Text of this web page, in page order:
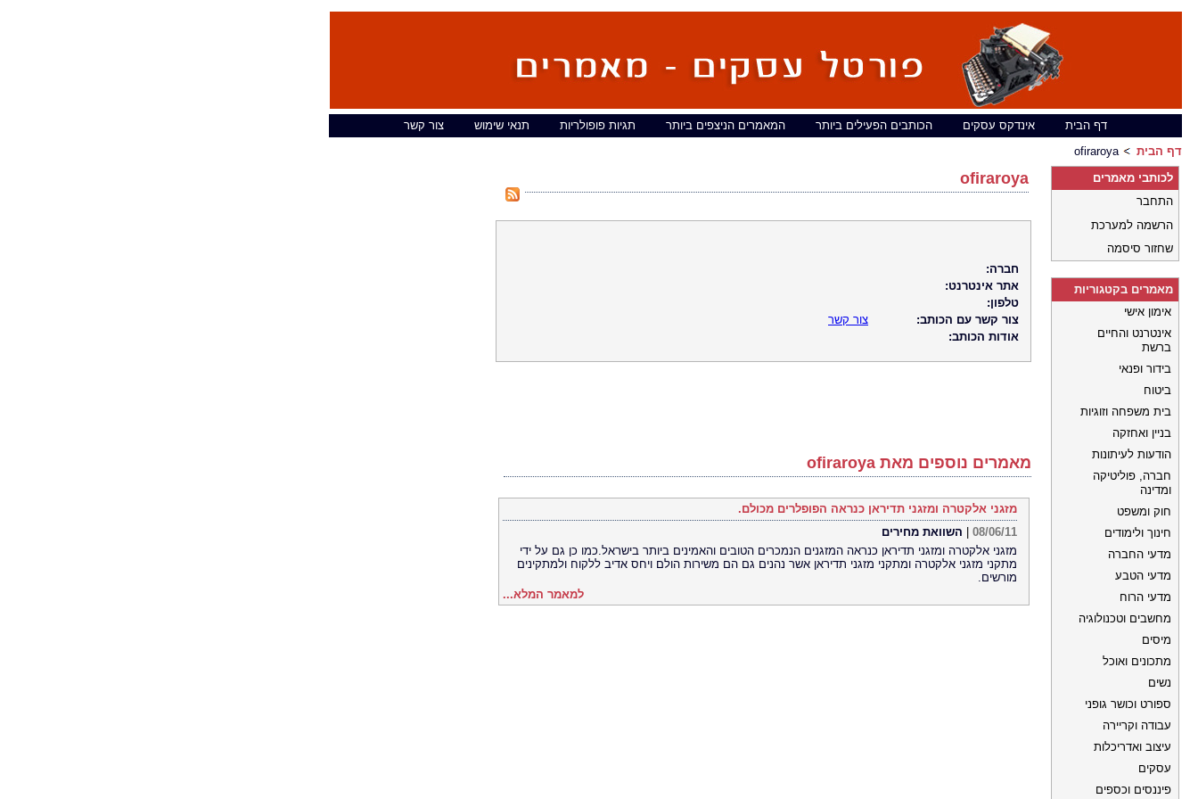
דף הבית אינדקס עסקים הכותבים הפעילים ביותר המאמרים הניצפים ביותר תגיות פופולריות תנאי שימוש
צור קשר
דף הבית
ofiraroya
ofiraroya
חברה:
אתר אינטרנט:
טלפון:
צור קשר עם הכותב:
צור קשר
אודות הכותב:
מאמרים נוספים מאת ofiraroya
מזגני אלקטרה ומזגני תדיראן כנראה הפופלרים מכולם.
08/06/11
השוואת מחירים
מזגני אלקטרה ומזגני תדיראן כנראה המזגנים הנמכרים הטובים והאמינים ביותר בישראל.כמו כן גם על ידי
מתקני מזגני אלקטרה ומתקני מזגני תדיראן אשר נהנים גם הם משירות הולם ויחס אדיב ללקוח ולמתקינים
מורשים.
למאמר המלא...
לכותבי מאמרים
התחבר
הרשמה למערכת
שחזור סיסמה
מאמרים בקטגוריות
אימון אישי
אינטרנט והחיים
ברשת
בידור ופנאי
ביטוח
בית משפחה וזוגיות
בניין ואחזקה
הודעות לעיתונות
חברה, פוליטיקה
ומדינה
חוק ומשפט
חינוך ולימודים
מדעי החברה
מדעי הטבע
מדעי הרוח
מחשבים וטכנולוגיה
מיסים
מתכונים ואוכל
נשים
ספורט וכושר גופני
עבודה וקריירה
עיצוב ואדריכלות
עסקים
פיננסים וכספים